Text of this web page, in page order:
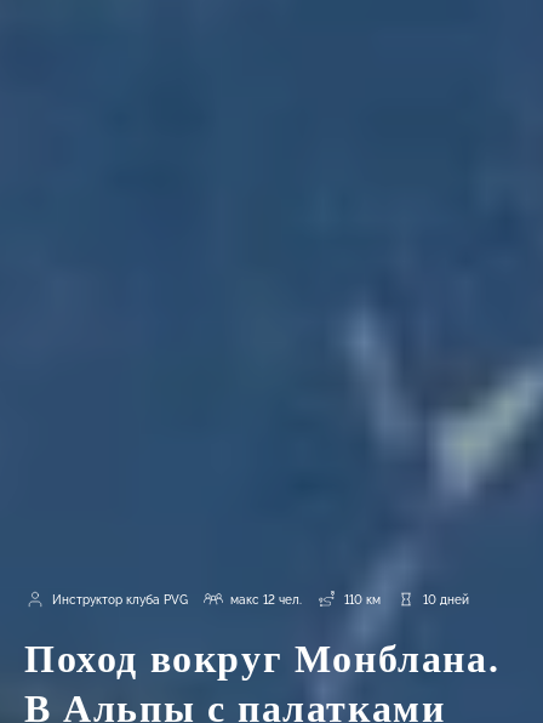
Инструктор клуба PVG макс 12 чел. 110 км 10 дней
Поход вокруг Монблана.
В Альпы с палатками